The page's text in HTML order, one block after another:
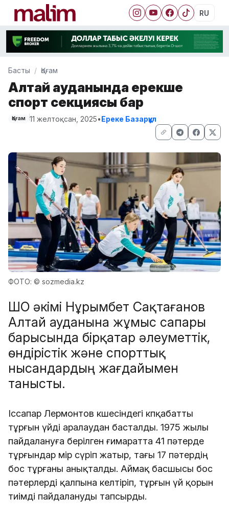
RU
Басты Қоғам
Алтай ауданында ерекше
спорт секциясы бар
Қоғам 11 желтоқсан, 2025•Ереке Базарқұл
ФОТО: © sozmedia.kz
ШҚО әкімі Нұрымбет Сақтағанов
Алтай ауданына жұмыс сапары
барысында бірқатар әлеуметтік,
өндірістік және спорттық
нысандардың жағдайымен
танысты.
Іссапар Лермонтов көшесіндегі көпқабатты
тұрғын үйді аралаудан басталды. 1975 жылы
пайдалануға берілген ғимаратта 41 пәтерде
тұрғындар өмір сүріп жатыр, тағы 17 пәтердің
бос тұрғаны анықталды. Аймақ басшысы бос
пәтерлерді қалпына келтіріп, тұрғын үй қорын
тиімді пайдалануды тапсырды.